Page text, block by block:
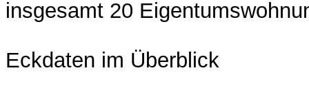
insgesamt 20
Eckdaten im Überblick